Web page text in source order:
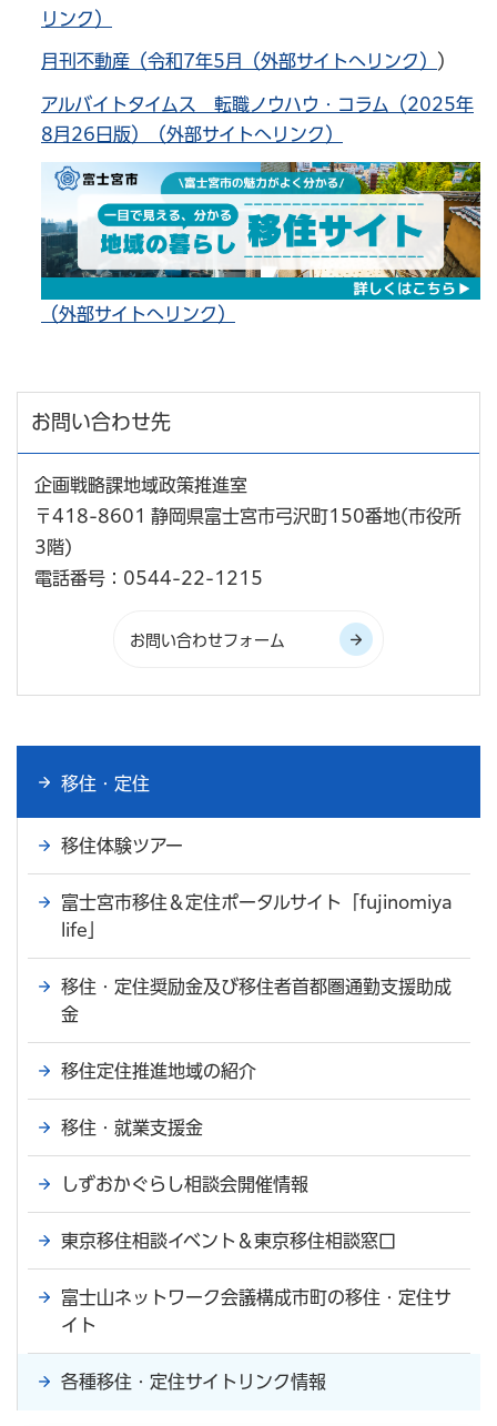
リンク）
月刊不動産（令和7年5月（外部サイトへリンク） ）
アルバイトタイムス 転職ノウハウ・コラム（2025年
8月26日版）（外部サイトへリンク）
（外部サイトへリンク）
お問い合わせ先
企画戦略課地域政策推進室
〒418-8601 静岡県富士宮市弓沢町150番地(市役所
3階)
電話番号：0544-22-1215
移住・定住
移住体験ツアー
富士宮市移住＆定住ポータルサイト「fujinomiya
life」
移住・定住奨励金及び移住者首都圏通勤支援助成
金
移住定住推進地域の紹介
移住・就業支援金
しずおかぐらし相談会開催情報
東京移住相談イベント＆東京移住相談窓口
富士山ネットワーク会議構成市町の移住・定住サ
イト
各種移住・定住サイトリンク情報